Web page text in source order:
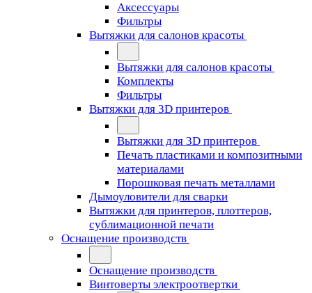
Аксессуары
Фильтры
Вытяжки для салонов красоты
Вытяжки для салонов красоты
Комплекты
Фильтры
Вытяжки для 3D принтеров
Вытяжки для 3D принтеров
Печать пластиками и композитными
материалами
Порошковая печать металлами
Дымоуловители для сварки
Вытяжки для принтеров, плоттеров,
сублимационной печати
Оснащение производств
Оснащение производств
Винтоверты электроотвертки